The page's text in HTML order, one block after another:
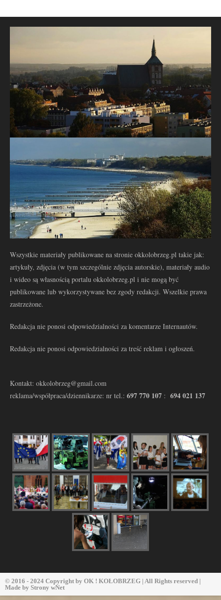
Wszystkie materiały publikowane na stronie okkolobrzeg.pl takie jak:
artykuły, zdjęcia (w tym szczególnie zdjęcia autorskie), materiały audio
i wideo są własnością portalu okkolobrzeg.pl i nie mogą być
publikowane lub wykorzystywane bez zgody redakcji. Wszelkie prawa
zastrzeżone.
Redakcja nie ponosi odpowiedzialności za komentarze Internautów.
Redakcja nie ponosi odpowiedzialności za treść reklam i ogłoszeń.
Kontakt: okkolobrzeg@gmail.com
reklama/współpraca/dziennikarze: nr tel.: 697 770 107 : 694 021 137
© 2016 - 2024 Copyright by OK ! KOŁOBRZEG | All Rights reserved |
Made by Strony wNet